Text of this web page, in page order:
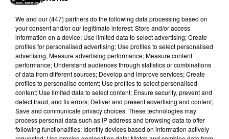
8 août 2026
LE COUDRAY - VENTE AUX ENCHÈRES :
TSF, TÉLÉPHONES
Mardi 15 décembre à 10h00 à l'espace des ventes du
Coudray : vente aux enchères. TSF. Téléphones.
We and our (447) partnersdo the following data processing based on
your consent and/or our legitimate interest: Store and/or access
information on a device; Use limited data to select advertising; Create
profiles for personalised advertising; Use profiles to select personalised
advertising; Measure advertising performance; Measure content
performance; Understand audiences through statistics or combinations
of data from different sources; Develop and improve services; Create
profiles to personalise content; Use profiles to select personalised
content; Use limited data to select content; Ensure security, prevent and
detect fraud, and fix errors; Deliver and present advertising and content;
Save and communicate privacy choices. These technologies may
process personal data such as IP address and browsing data to offer
following functionalities: Identify devices based on information actively